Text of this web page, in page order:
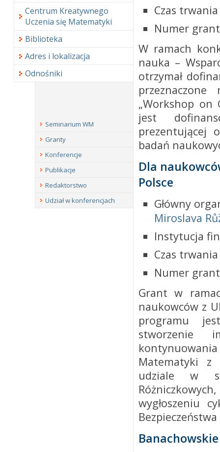
Centrum Kreatywnego
Uczenia się Matematyki
Biblioteka
Adres i lokalizacja
Odnośniki
Czas
Numer
W ramach
nauka –
otrzymał
„Workshop on
jest
prezentującej
badań
Dla
Polsce
Główny
Miroslava
Instytucja
Czas
Numer
Grant w
naukowców z
programu
stworzenie
kontynuowania
Matematyki z
udziale w
wygłoszeniu
Seminarium WM
Granty
Konferencje
Publikacje
Redaktorstwo
Udział w konferencjach